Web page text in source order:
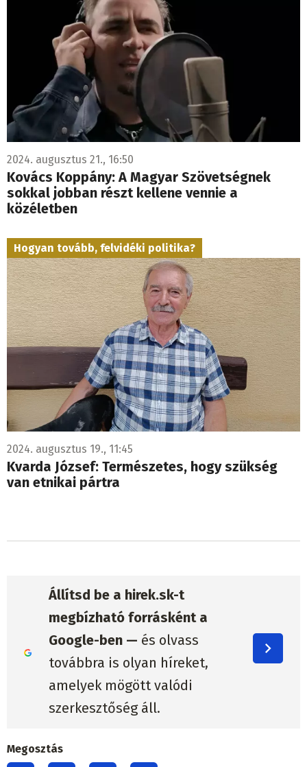
2024. augusztus 21., 16:50
Kovács Koppány: A Magyar Szövetségnek
sokkal jobban részt kellene vennie a
közéletben
Hogyan tovább, felvidéki politika?
2024. augusztus 19., 11:45
Kvarda József: Természetes, hogy szükség
van etnikai pártra
Állítsd be a hirek.sk-t
megbízható forrásként a
Google-ben — és olvass
továbbra is olyan híreket,
amelyek mögött valódi
szerkesztőség áll.
Megosztás